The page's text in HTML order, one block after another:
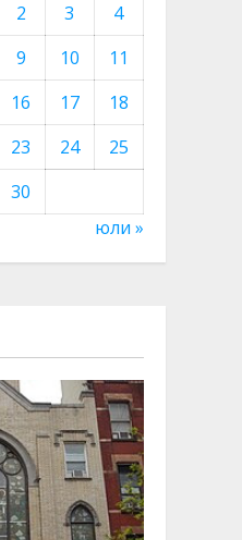
2 3
4
9 10
11
16 17
18
23 24
25
30
юли »